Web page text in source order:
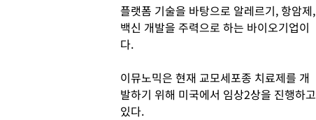
플랫폼 기술을 바탕으로 알레르기, 항암제,
백신 개발을 주력으로 하는 바이오기업이
다.
이뮤노믹은 현재 교모세포종 치료제를 개
발하기 위해 미국에서 임상2상을 진행하고
있다.